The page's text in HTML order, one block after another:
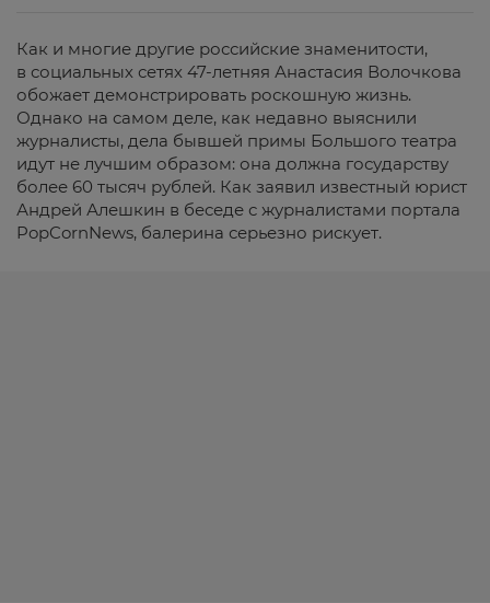
Как и многие другие российские знаменитости,
в социальных сетях 47-летняя Анастасия Волочкова
обожает демонстрировать роскошную жизнь.
Однако на самом деле, как недавно выяснили
журналисты, дела бывшей примы Большого театра
идут не лучшим образом: она должна государству
более 60 тысяч рублей. Как заявил известный юрист
Андрей Алешкин в беседе с журналистами портала
PopCornNews, балерина серьезно рискует.